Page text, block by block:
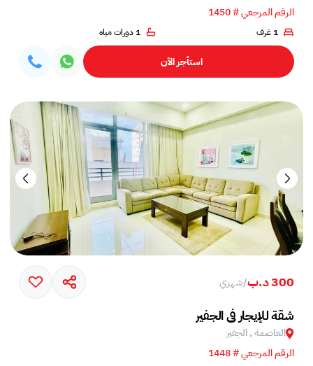
الرقم المرجعي # 1450
1 غرف 1 دورات مياه
استأجر الآن
300 د.ب /شهري
شقة للإيجار في الجفير
العاصمة , الجفير
الرقم المرجعي # 1448